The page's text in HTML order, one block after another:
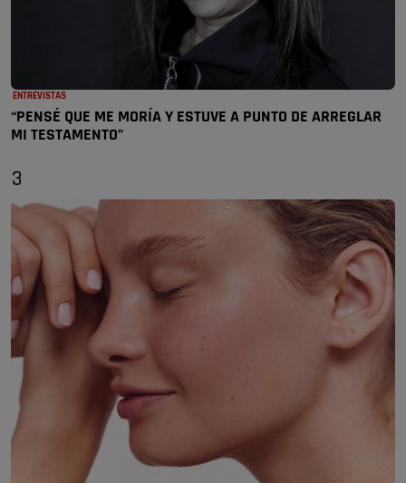
ENTREVISTAS
“PENSÉ QUE ME MORÍA Y ESTUVE A PUNTO DE ARREGLAR
MI TESTAMENTO”
3